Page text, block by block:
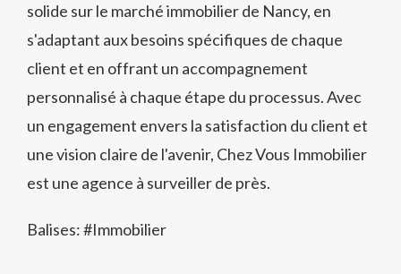
solide sur le marché immobilier de Nancy, en
s'adaptant aux besoins spécifiques de chaque
client et en offrant un accompagnement
personnalisé à chaque étape du processus. Avec
un engagement envers la satisfaction du client et
une vision claire de l'avenir, Chez Vous Immobilier
est une agence à surveiller de près.
Balises: #Immobilier